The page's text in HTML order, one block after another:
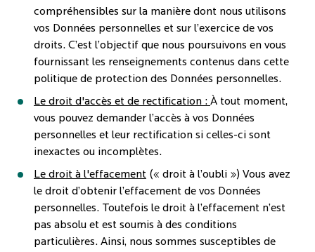
compréhensibles sur la manière dont nous utilisons
vos Données personnelles et sur l’exercice de vos
droits. C’est l’objectif que nous poursuivons en vous
fournissant les renseignements contenus dans cette
politique de protection des Données personnelles.
Le droit d'accès et de rectification : À tout moment,
vous pouvez demander l’accès à vos Données
personnelles et leur rectification si celles-ci sont
inexactes ou incomplètes.
Le droit à l'effacement (« droit à l’oubli ») Vous avez
le droit d’obtenir l’effacement de vos Données
personnelles. Toutefois le droit à l’effacement n’est
pas absolu et est soumis à des conditions
particulières. Ainsi, nous sommes susceptibles de